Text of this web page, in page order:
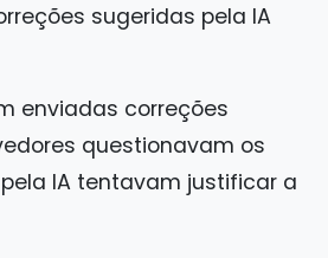
sugeridas pela IA
enviadas correções
questionavam os
IA tentavam justificar a